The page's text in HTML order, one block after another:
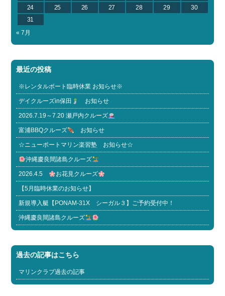
24
25 26 27 28 29
30
31
« 7月
最近の投稿
※レンタルボート臨時休業 お知らせ※
デイクルーズin保田 お知らせ
2026.7.19～7.20 瀬戸内クルーズ
富浦BBQクルーズ お知らせ
☆ニューポートマリン楽習塾 お知らせ☆
沖縄慶良間諸島クルーズ
2026.4.5 お花見クルーズ
【5月臨時休業のお知らせ】
新規導入艇【PONAM-31X シーガル３】ご予約受付中！
沖縄慶良間諸島クルーズ
過去の記事はこちら
マリンクラブ過去の記事